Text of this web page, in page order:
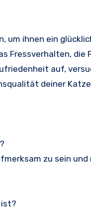
um ihnen ein
Fressverhalten, die
auf,
deiner
zu sein und
ist?